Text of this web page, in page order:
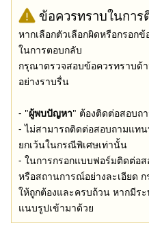
ข้อควรทราบในกา
หากเลือกตัวเลือกผิดหรือกรอก
ในการตอบกลับ
กรุณาตรวจสอบข้อควรทราบด้
อย่างราบรื่น
- "ผู้พบปัญหา" ต้องติดต่อสอบถ
- ไม่สามารถติดต่อสอบถามแท
ยกเว้นในกรณีพิเศษเท่านั้น
- ในการกรอกแบบฟอร์มติดต่อ
หรือสถานการณ์อย่างละเอียด
ให้ถูกต้องและครบถ้วน หากมีร
แนบรูปเข้ามาด้วย